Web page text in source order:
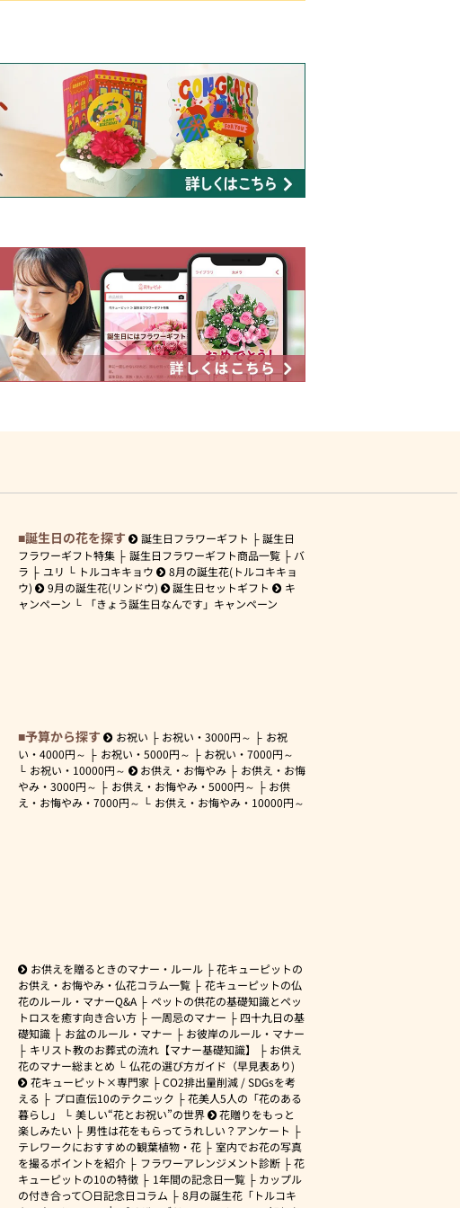
誕生日の花を探す 誕生日フラワーギフト
誕生日
フラワーギフト特集
誕生日フラワーギフト商品一覧
バ
ラ
ユリ トルコキキョウ
8月の誕生花(トルコキキョ
ウ)
9月の誕生花(リンドウ) 誕生日セットギフト
キ
ャンペーン
「きょう誕生日なんです」キャンペーン
予算から探す お祝い お祝い・3000円～
お祝
い・ 4000円～ お祝い・ 5000円～ お祝い・7000円～
お祝い・ 10000円～ お供え・お悔やみ
お供え・お悔
やみ・ 3000円～ お供え・お悔やみ・ 5000円～
お供
え・お悔やみ・ 7000円～ お供え・お悔やみ・ 10000円～
お供えを贈るときのマナー・ルール
花キューピットの
お供え・お悔やみ・仏花コラム一覧
花キューピットの仏
花のルール・マナーQ&A
ペットの供花の基礎知識とペッ
トロスを癒す向き合い方
一周忌のマナー
四十九日の基
礎知識
お盆のルール・マナー
お彼岸のルール・マナー
キリスト教のお葬式の流れ【マナー基礎知識】
お供え
花のマナー総まとめ
仏花の選び方ガイド（早見表あり)
花キューピット×専門家
CO2排出量削減 / SDGsを考
える
プロ直伝10のテクニック
花美人5人の「花のある
暮らし」
美しい“花とお祝い”の世界
花贈りをもっと
楽しみたい
男性は花をもらってうれしい？アンケート
テレワークにおすすめの観葉植物・花
室内でお花の写真
を撮るポイントを紹介
フラワーアレンジメント診断
花
キューピットの10の特徴
1年間の記念日一覧
カップル
の付き合って〇日記念日コラム
8月の誕生花「トルコキ